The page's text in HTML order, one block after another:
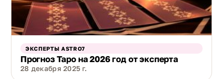
ЭКСПЕРТЫ ASTRO7
Прогноз Таро на 2026 год от эксперта
28 декабря 2025 г.